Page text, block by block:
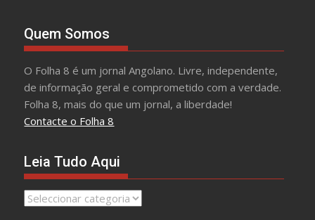
Quem Somos
O Folha 8 é um jornal Angolano. Livre, independente,
de informação geral e comprometido com a verdade.
Folha 8, mais do que um jornal, a liberdade!
Contacte o Folha 8
Leia Tudo Aqui
Leia